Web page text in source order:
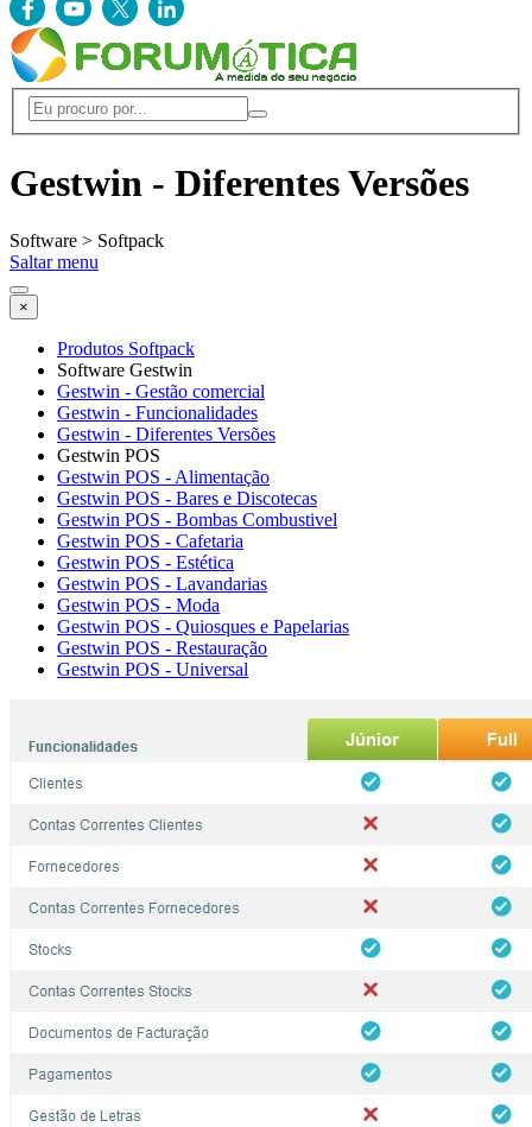
Gestwin - Diferentes Versões
Software > Softpack
Saltar menu
×
Produtos Softpack
Software Gestwin
Gestwin - Gestão comercial
Gestwin - Funcionalidades
Gestwin - Diferentes Versões
Gestwin POS
Gestwin POS - Alimentação
Gestwin POS - Bares e Discotecas
Gestwin POS - Bombas Combustivel
Gestwin POS - Cafetaria
Gestwin POS - Estética
Gestwin POS - Lavandarias
Gestwin POS - Moda
Gestwin POS - Quiosques e Papelarias
Gestwin POS - Restauração
Gestwin POS - Universal